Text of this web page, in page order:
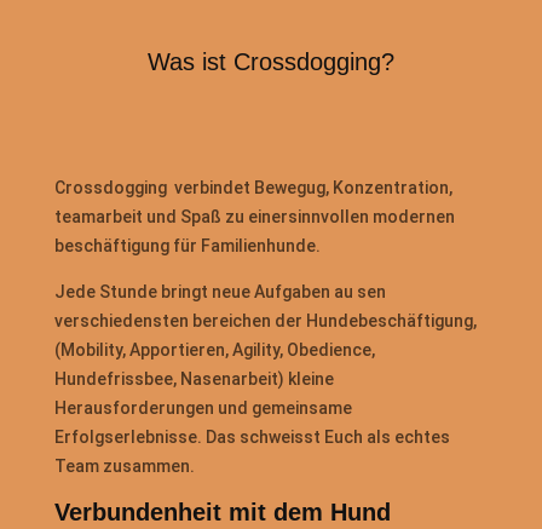
Was ist Crossdogging?
Crossdogging verbindet Bewegug, Konzentration,
teamarbeit und Spaß zu einersinnvollen modernen
beschäftigung für Familienhunde.
Jede Stunde bringt neue Aufgaben au sen
verschiedensten bereichen der Hundebeschäftigung,
(Mobility, Apportieren, Agility, Obedience,
Hundefrissbee, Nasenarbeit) kleine
Herausforderungen und gemeinsame
Erfolgserlebnisse. Das schweisst Euch als echtes
Team zusammen.
Verbundenheit mit dem Hund